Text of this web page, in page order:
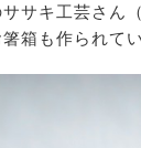
サキ工芸さん
箱も作られてい